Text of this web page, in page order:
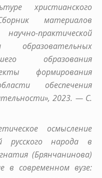
христианского
материалов
практической
образовательных
образования
формирования
обеспечения
2023. — С.
осмысление
русского народа в
(Брянчанинова)
в современном вузе: